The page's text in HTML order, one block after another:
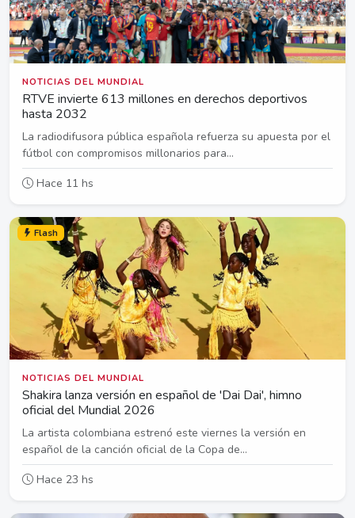
NOTICIAS DEL MUNDIAL
RTVE invierte 613 millones en derechos deportivos
hasta 2032
La radiodifusora pública española refuerza su apuesta por el
fútbol con compromisos millonarios para...
Hace 11 hs
Flash
NOTICIAS DEL MUNDIAL
Shakira lanza versión en español de 'Dai Dai', himno
oficial del Mundial 2026
La artista colombiana estrenó este viernes la versión en
español de la canción oficial de la Copa de...
Hace 23 hs